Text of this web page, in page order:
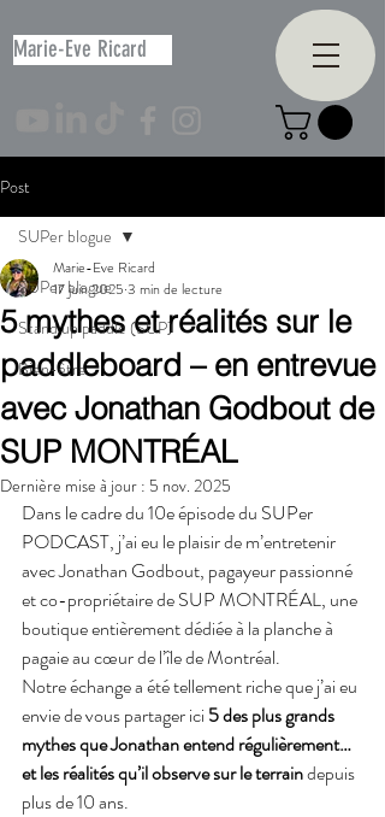
Marie-Eve Ricard
Post
SUPer blogue
Stand up paddle (SUP)
Bien-être
SUPer blogue
5 mythes et réalités sur le
paddleboard – en entrevue
avec Jonathan Godbout de
SUP MONTRÉAL
Marie-Eve Ricard
17 juin 2025 3 min de lecture
Dernière mise à jour : 5 nov. 2025
Dans le cadre du 10e épisode du SUPer
PODCAST, j’ai eu le plaisir de m’entretenir
avec Jonathan Godbout, pagayeur passionné
et co-propriétaire de SUP MONTRÉAL, une
boutique entièrement dédiée à la planche à
pagaie au cœur de l’île de Montréal.
Notre échange a été tellement riche que j’ai eu
envie de vous partager ici 5 des plus grands
mythes que Jonathan entend régulièrement…
et les réalités qu’il observe sur le terrain depuis
plus de 10 ans.